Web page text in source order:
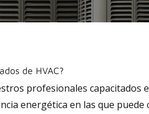
de HVAC?
profesionales capacitados
energética en las que puede